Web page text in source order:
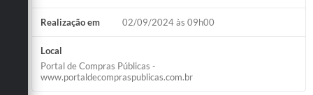
Realização em 02/09/2024 às 09h00
Local
Portal de Compras Públicas -
www.portaldecompraspublicas.com.br